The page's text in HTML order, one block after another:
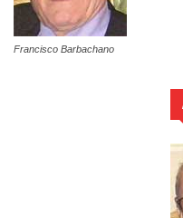
Francisco Barbachano